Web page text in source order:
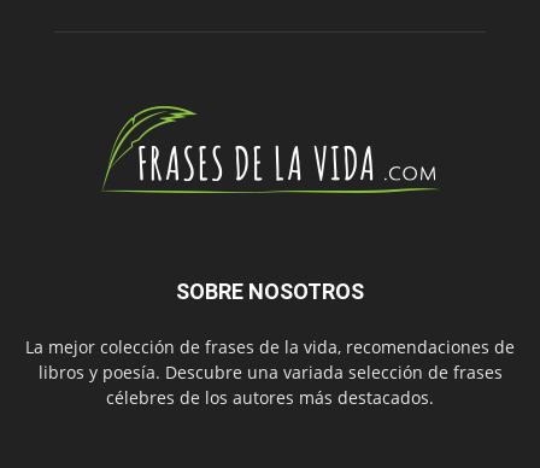
SOBRE NOSOTROS
La mejor colección de frases de la vida, recomendaciones de
libros y poesía. Descubre una variada selección de frases
célebres de los autores más destacados.